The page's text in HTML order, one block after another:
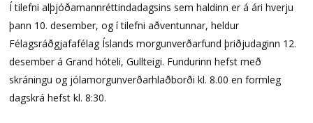
Í tilefni alþjóðamannréttindadagsins sem haldinn er á ári hverju
þann 10. desember, og í tilefni aðventunnar, heldur
Félagsráðgjafafélag Íslands morgunverðarfund þriðjudaginn 12.
desember á Grand hóteli, Gullteigi. Fundurinn hefst með
skráningu og jólamorgunverðarhlaðborði kl. 8.00 en formleg
dagskrá hefst kl. 8:30.